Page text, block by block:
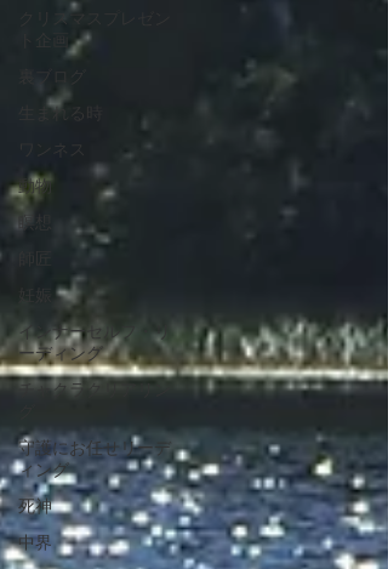
クリスマスプレゼン
生まれる時
ワンネス
動物
瞑想
インナーセルフ・リ
ーディング
チャクラクリアリン
守護にお任せリーデ
ィング
死神
中界